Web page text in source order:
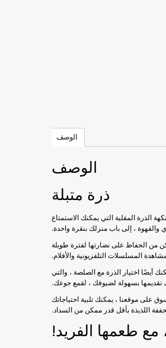
الوصف
الوصف
ذرة متبلة
الذرة المقلية التي يمكنك الاستمتاع
والقهوة ، إلى باب منزلك بنقرة واحدة.
وجاف ، فستتمكن من الحفاظ على نضارتها لفترة طويلة
المسلسلات التلفزيونية والأفلام.
أيضًا اختيار الذرة مع الصلصة ، والتي
تقديمها بسهولة لضيوفك ، لقمع جوعك.
على موقعنا ، يمكنك تلبية احتياجاتك
اللذيذة بأقل قدر ممكن من السداد.
طعمها الفريد!